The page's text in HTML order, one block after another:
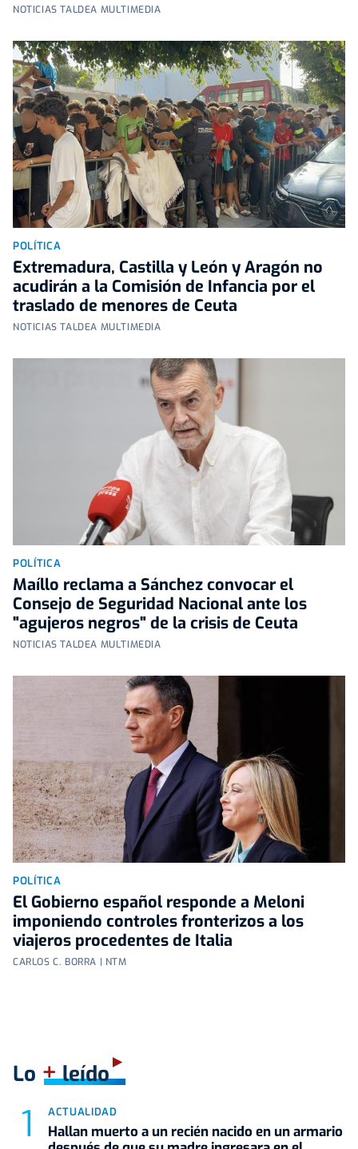
NOTICIAS TALDEA MULTIMEDIA
POLÍTICA
Extremadura, Castilla y León y Aragón no
acudirán a la Comisión de Infancia por el
traslado de menores de Ceuta
NOTICIAS TALDEA MULTIMEDIA
POLÍTICA
Maíllo reclama a Sánchez convocar el
Consejo de Seguridad Nacional ante los
"agujeros negros" de la crisis de Ceuta
NOTICIAS TALDEA MULTIMEDIA
POLÍTICA
El Gobierno español responde a Meloni
imponiendo controles fronterizos a los
viajeros procedentes de Italia
CARLOS C. BORRA | NTM
Lo +leído
ACTUALIDAD
Hallan muerto a un recién nacido en un armario